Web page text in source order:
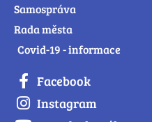
Samospráva
Rada města
Covid-19 - informace
Facebook
Instagram